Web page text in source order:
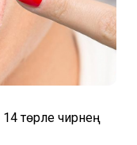
төрле чирнең